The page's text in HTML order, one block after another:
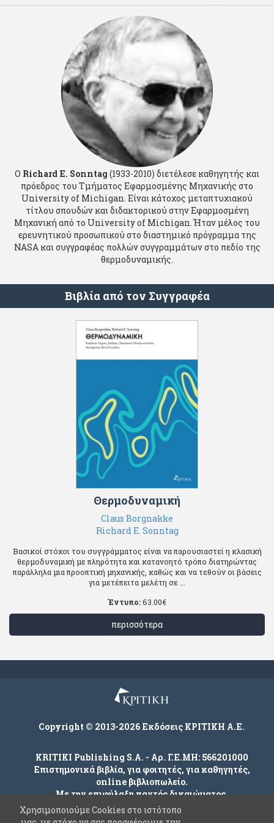
Ο Richard E. Sonntag (1933-2010) διετέλεσε καθηγητής και
πρόεδρος του Τμήματος Εφαρμοσμένης Μηχανικής στο
University of Michigan. Είναι κάτοχος μεταπτυχιακού
τίτλου σπουδών και διδακτορικού στην Εφαρμοσμένη
Μηχανική από το University of Michigan. Ήταν μέλος του
ερευνητικού προσωπικού στο διαστημικό πρόγραμμα της
NASA και συγγραφέας πολλών συγγραμμάτων στο πεδίο της
θερμοδυναμικής.
Βιβλία από τον Συγγραφέα
Θερμοδυναμική
Claus Βorgnakke
Richard E. Sonntag
Βασικοί στόχοι του συγγράμματος είναι να παρουσιαστεί η κλασική
θερμοδυναμική με πληρότητα και κατανοητό τρόπο διατηρώντας
παράλληλα μια προοπτική μηχανικής, καθώς και να τεθούν οι βάσεις
για μετέπειτα μελέτη σε ...
Έντυπο:63.00€
περισσότερα
Copyright © 2013-2026 Εκδόσεις ΚΡΙΤΙΚΗ Α.Ε.
KRITIKI Publishing S.A. - Αρ. Γ.Ε.ΜΗ: 566201000
Επιστημονικά βιβλία, για φοιτητές, για καθηγητές,
online βιβλιοπωλείο.
Με την επιφύλαξη παντός δικαιώματος.
Χρησιμοποιούμε Cookies στο ιστότοπο